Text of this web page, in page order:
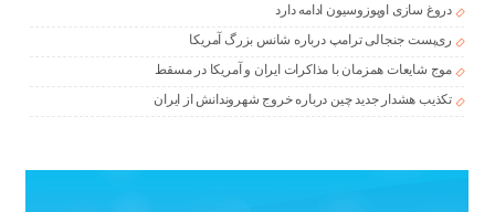
دروغ سازی اوپوزوسیون ادامه دارد
ری‌پست جنجالی ترامپ درباره شانس بزرگ آمریکا
موج شایعات همزمان با مذاکرات ایران و آمریکا در مسقط
تکذیب هشدار جدید چین درباره خروج شهروندانش از ایران